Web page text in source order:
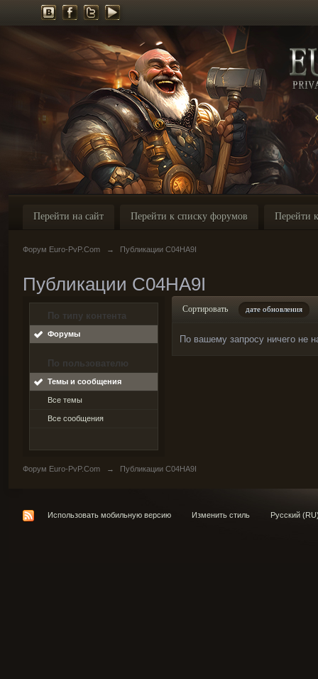
Перейти на сайт Перейти к списку форумов Перейти
Форум Euro-PvP.Com → Публикации C04HA9I
Публикации C04HA9I
По типу контента
Форумы
По пользователю
Темы и сообщения
Все темы
Все сообщения
Сортировать дате обновления
По вашему запросу ничего не
Форум Euro-PvP.Com → Публикации C04HA9I
Использовать мобильную версию Изменить стиль Русский